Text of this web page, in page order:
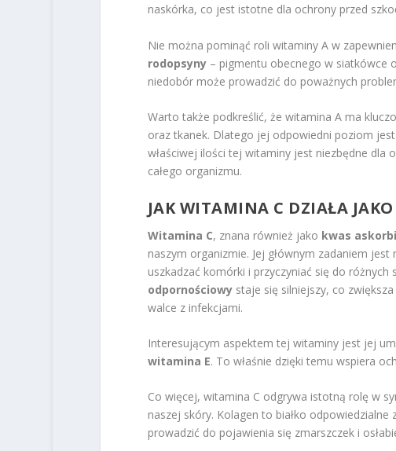
naskórka, co jest istotne dla ochrony przed
Nie można pominąć roli witaminy A w
rodopsyny– pigmentu obecnego w siatkówce
niedobór może prowadzić do poważnych
Warto także podkreślić, że witamina A ma
oraz tkanek. Dlatego jej odpowiedni poziom
właściwej ilości tej witaminy jest niezbędne dla
całego organizmu.
JAK WITAMINA C DZIAŁA
Witamina C, znana również jako kwas
naszym organizmie. Jej głównym zadaniem
uszkadzać komórki i przyczyniać się do różnych
odpornościowystaje się silniejszy, co
walce z infekcjami.
Interesującym aspektem tej witaminy jest jej
witamina E. To właśnie dzięki temu wspiera
Co więcej, witamina C odgrywa istotną rolę w
naszej skóry. Kolagen to białko
prowadzić do pojawienia się zmarszczek i